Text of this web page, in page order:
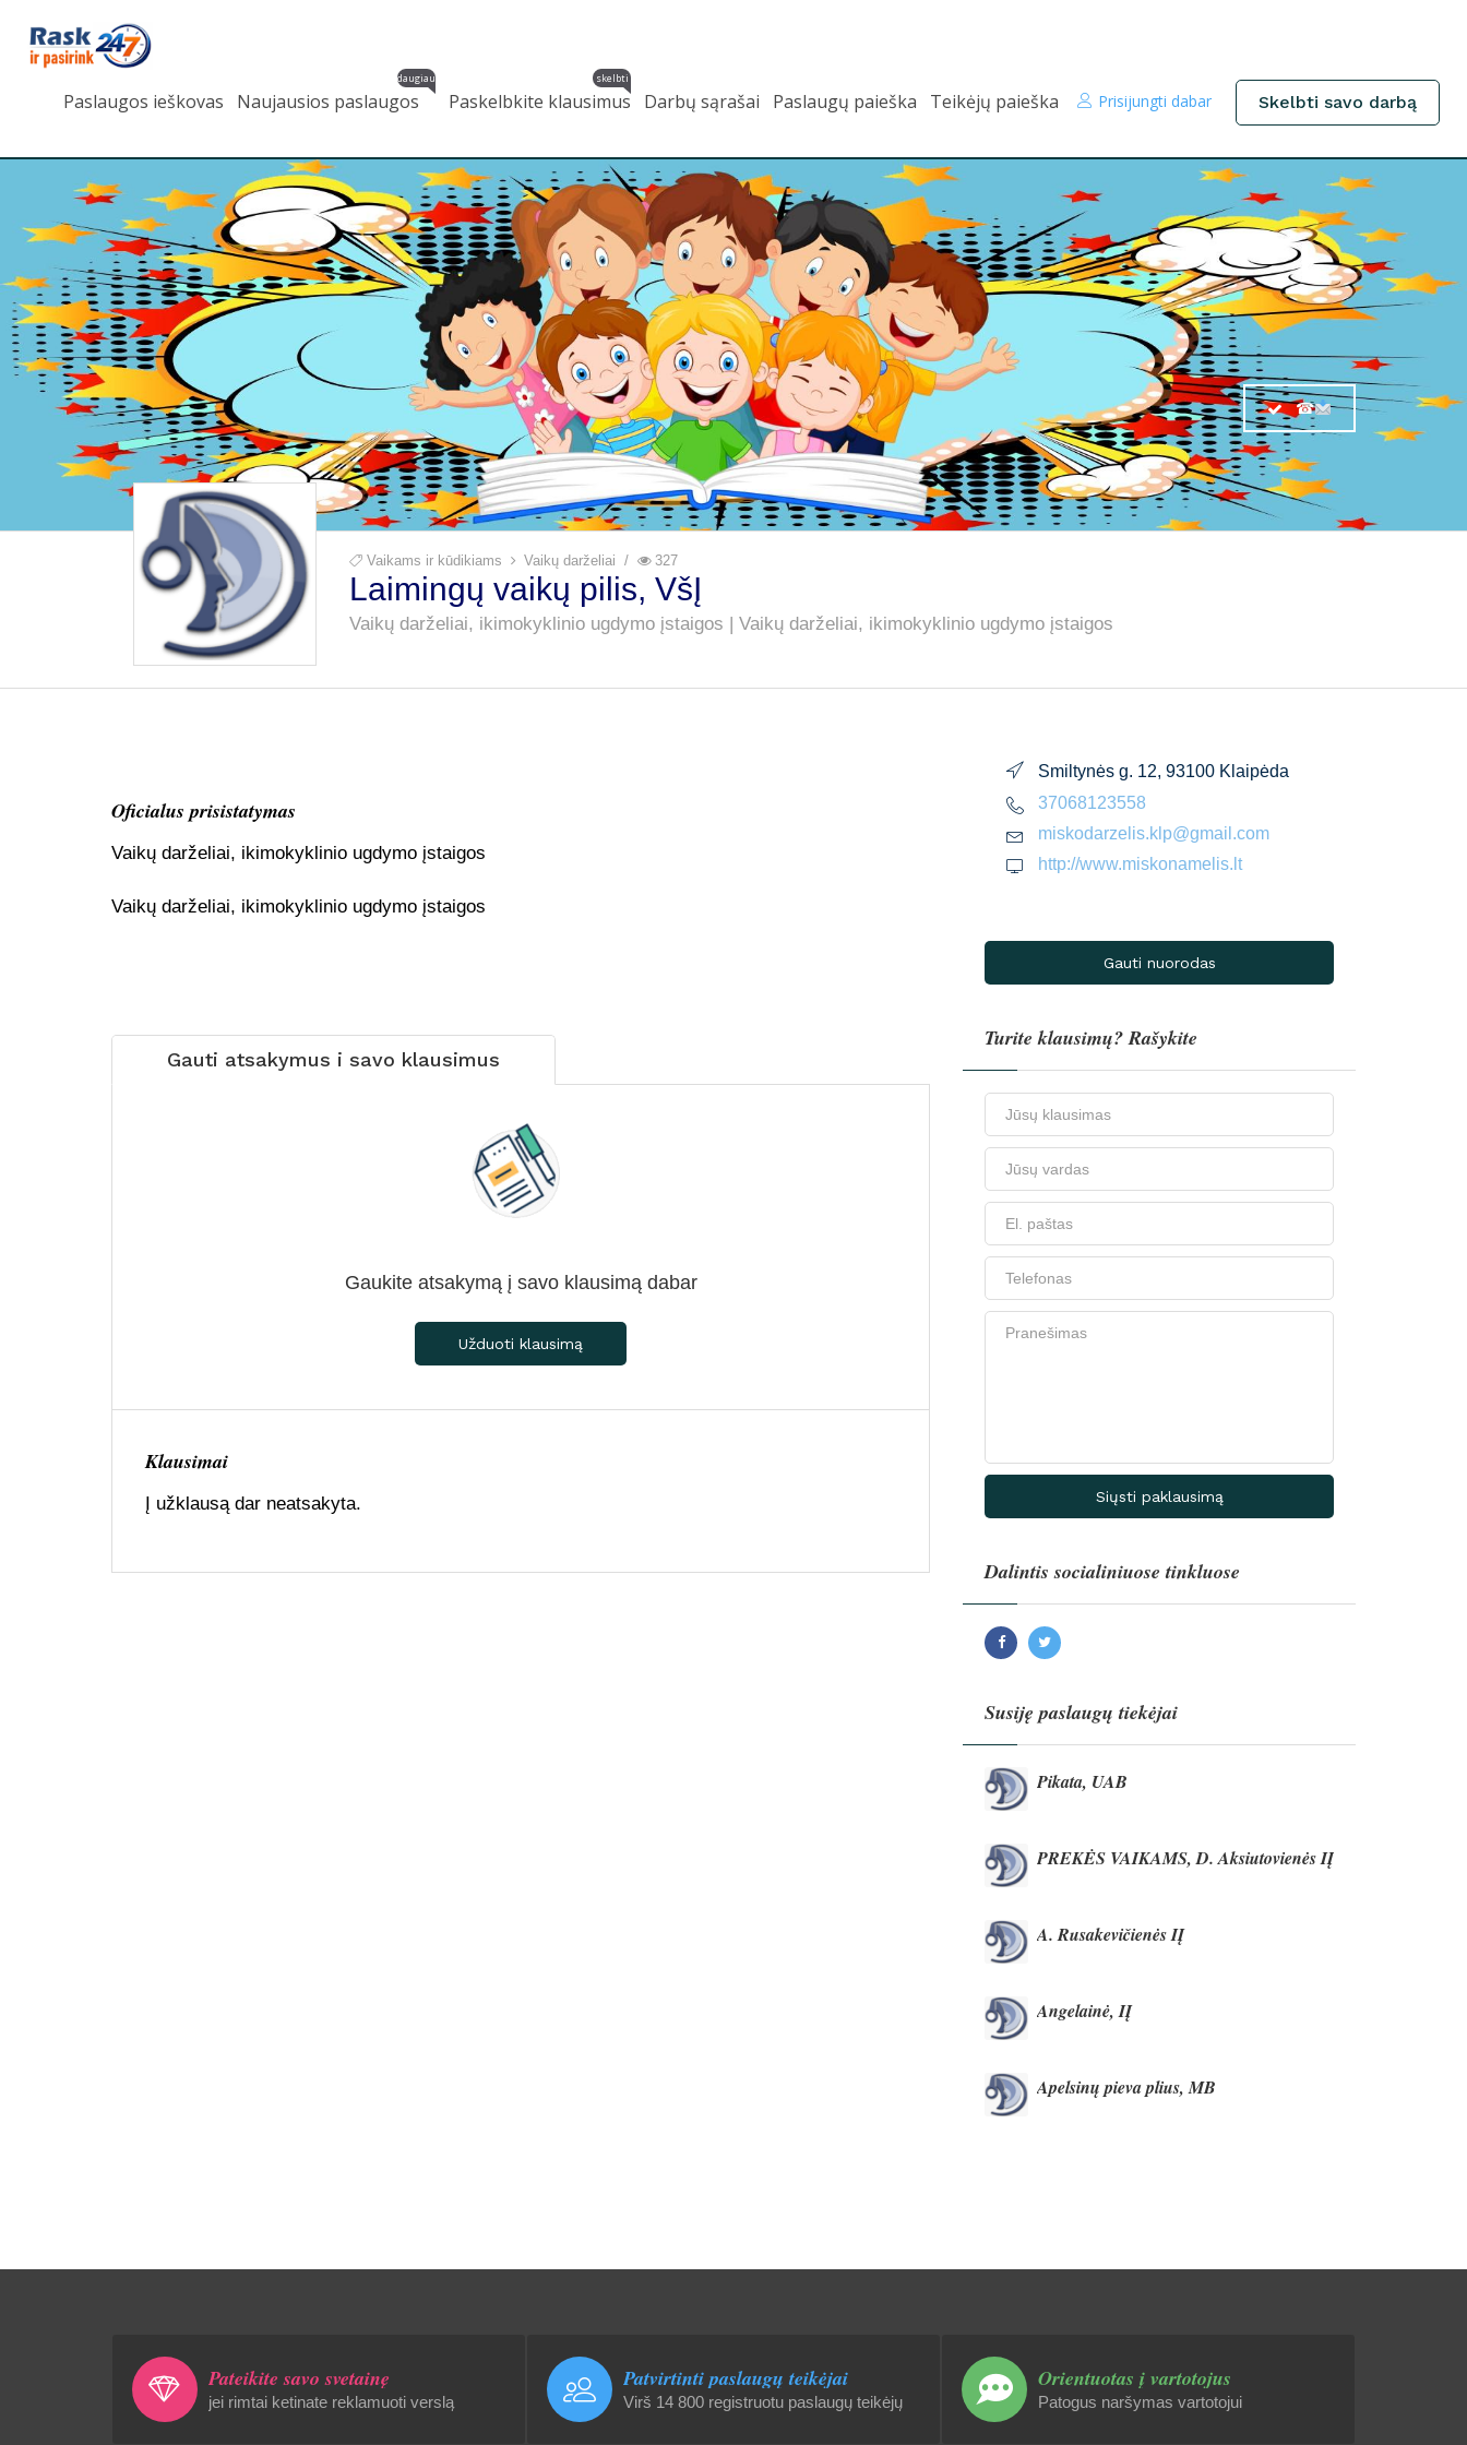
Paslaugos ieškovas Naujausios paslaugos
daugiau
Paskelbkite klausimus
skelbti
Darbų sąrašai Paslaugų paieška Teikėjų paieška Prisijungti dabar Skelbti savo darbą
☎
Vaikams ir kūdikiams Vaikų darželiai 327
Laimingų vaikų pilis, VšĮ
Vaikų darželiai, ikimokyklinio ugdymo įstaigos | Vaikų darželiai, ikimokyklinio ugdymo įstaigos
Oficialus prisistatymas
Vaikų darželiai, ikimokyklinio ugdymo įstaigos
Vaikų darželiai, ikimokyklinio ugdymo įstaigos
Gauti atsakymus i savo klausimus
Gaukite atsakymą į savo klausimą dabar
Užduoti klausimą
Klausimai
Į užklausą dar neatsakyta.
Smiltynės g. 12, 93100 Klaipėda
37068123558
miskodarzelis.klp@gmail.com
http://www.miskonamelis.lt
Gauti nuorodas
Turite klausimų? Rašykite
Siųsti paklausimą
Dalintis socialiniuose tinkluose
Susiję paslaugų tiekėjai
Pikata, UAB
PREKĖS VAIKAMS, D. Aksiutovienės IĮ
A. Rusakevičienės IĮ
Angelainė, IĮ
Apelsinų pieva plius, MB
Pateikite savo svetainę
jei rimtai ketinate reklamuoti verslą
Patvirtinti paslaugų teikėjai
Virš 14 800 registruotu paslaugų teikėjų
Orientuotas į vartotojus
Patogus naršymas vartotojui